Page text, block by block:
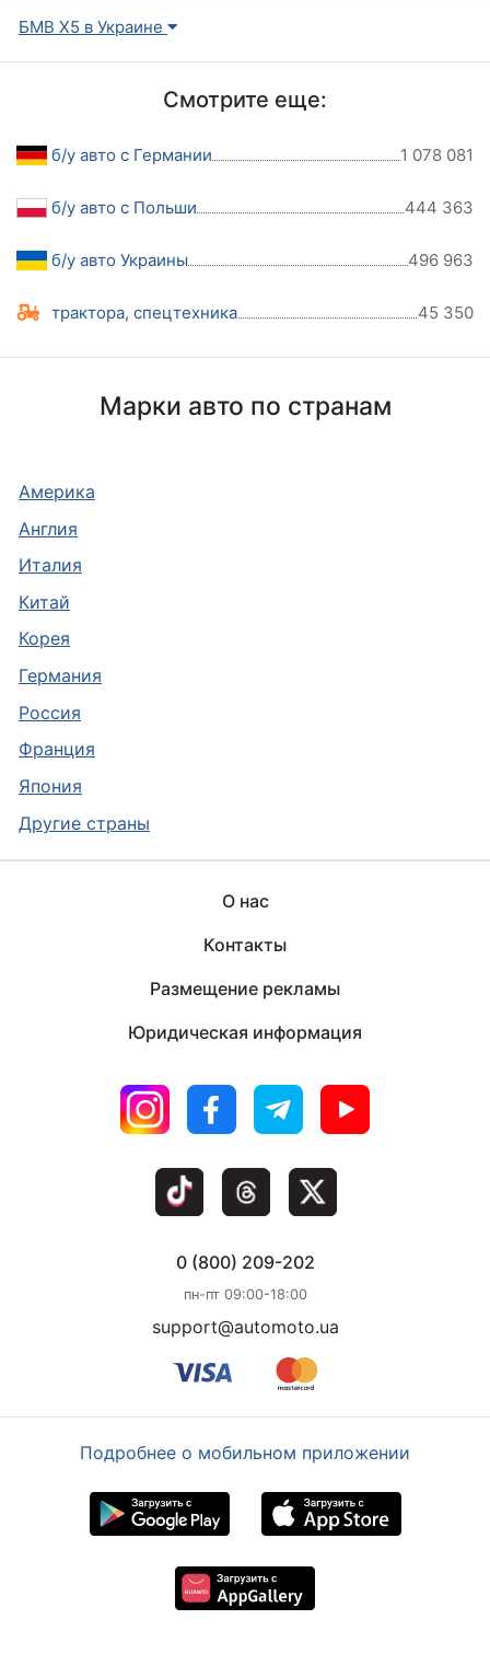
БМВ Х5 в Украине
Смотрите еще:
б/у авто с Германии 1 078 081
б/у авто с Польши 444 363
б/у авто Украины 496 963
трактора, спецтехника 45 350
Марки авто по странам
Америка
Англия
Италия
Китай
Корея
Германия
Россия
Франция
Япония
Другие страны
О нас
Контакты
Размещение рекламы
Юридическая информация
0 (800) 209-202
пн-пт 09:00-18:00
support@automoto.ua
Подробнее о мобильном приложении